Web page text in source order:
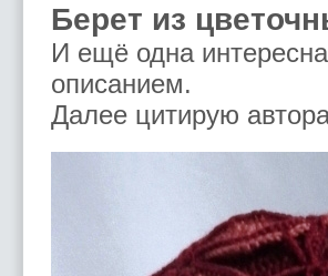
Берет из
И ещё одна
описанием.
Далее цитирую